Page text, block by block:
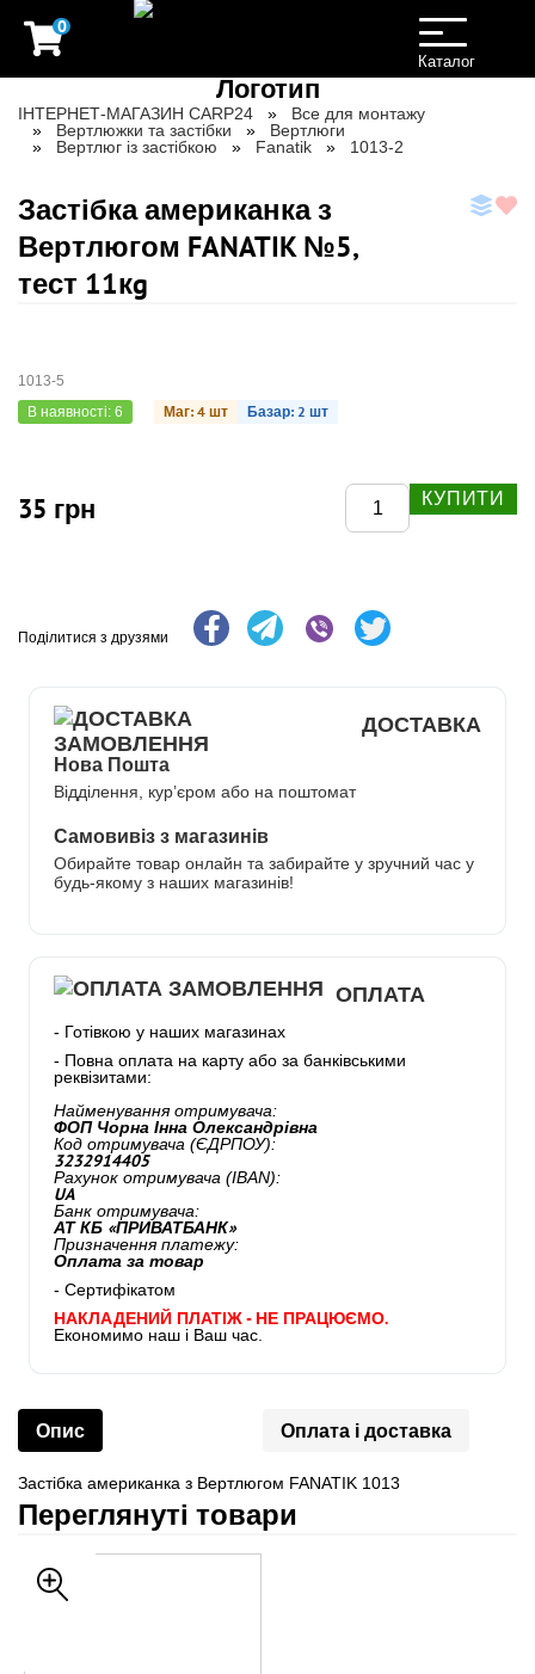
0
Toggle
navigation
Каталог
ІНТЕРНЕТ-МАГАЗИН CARP24
Все для монтажу
Вертлюжки та застібки
Вертлюги
Вертлюг із застібкою
Fanatik 1013-2
Застібка американка з
Вертлюгом FANATIK №5,
тест 11кg
1013-5
В наявності: 6
Маг: 4 шт Базар: 2 шт
35 грн КУПИТИ
Поділитися з друзями
ДОСТАВКА
Нова Пошта
Відділення, кур’єром або на поштомат
Самовивіз з магазинів
Обирайте товар онлайн та забирайте у зручний час у
будь-якому з наших магазинів!
ОПЛАТА
- Готівкою у наших магазинах
- Повна оплата на карту або за банківськими
реквізитами:
Найменування отримувача:
ФОП Чорна Інна Олександрівна
Код отримувача (ЄДРПОУ):
3232914405
Рахунок отримувача (IBAN):
UA
Банк отримувача:
АТ КБ «ПРИВАТБАНК»
Призначення платежу:
Оплата за товар
- Сертифікатом
НАКЛАДЕНИЙ ПЛАТІЖ - НЕ ПРАЦЮЄМО.
Економимо наш і Ваш час.
Опис Оплата і доставка
Застібка американка з Вертлюгом FANATIK 1013
Переглянуті товари